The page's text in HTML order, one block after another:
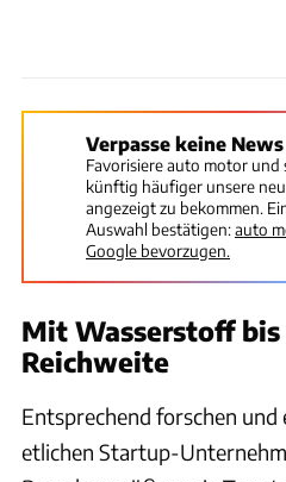
Verpasse keine
Favorisiere auto motor und
künftig häufiger unsere
angezeigt zu bekommen.
Auswahl bestätigen:auto
Google bevorzugen.
Mit Wasserstoff
Reichweite
Entsprechend forschen
etlichen Startup-